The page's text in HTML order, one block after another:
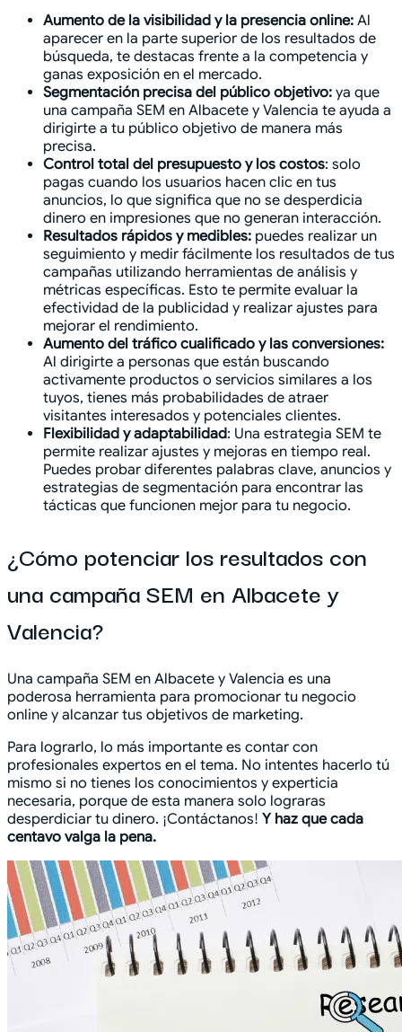
Aumento de la visibilidad y la presencia online: Al
aparecer en la parte superior de los resultados de
búsqueda, te destacas frente a la competencia y
ganas exposición en el mercado.
Segmentación precisa del público objetivo: ya que
una campaña SEM en Albacete y Valencia te ayuda a
dirigirte a tu público objetivo de manera más
precisa.
Control total del presupuesto y los costos: solo
pagas cuando los usuarios hacen clic en tus
anuncios, lo que significa que no se desperdicia
dinero en impresiones que no generan interacción.
Resultados rápidos y medibles: puedes realizar un
seguimiento y medir fácilmente los resultados de tus
campañas utilizando herramientas de análisis y
métricas específicas. Esto te permite evaluar la
efectividad de la publicidad y realizar ajustes para
mejorar el rendimiento.
Aumento del tráfico cualificado y las conversiones:
Al dirigirte a personas que están buscando
activamente productos o servicios similares a los
tuyos, tienes más probabilidades de atraer
visitantes interesados y potenciales clientes.
Flexibilidad y adaptabilidad: Una estrategia SEM te
permite realizar ajustes y mejoras en tiempo real.
Puedes probar diferentes palabras clave, anuncios y
estrategias de segmentación para encontrar las
tácticas que funcionen mejor para tu negocio.
¿Cómo potenciar los resultados con
una campaña SEM en Albacete y
Valencia?
Una campaña SEM en Albacete y Valencia es una
poderosa herramienta para promocionar tu negocio
online y alcanzar tus objetivos de marketing.
Para lograrlo, lo más importante es contar con
profesionales expertos en el tema. No intentes hacerlo tú
mismo si no tienes los conocimientos y experticia
necesaria, porque de esta manera solo lograras
desperdiciar tu dinero. ¡Contáctanos! Y haz que cada
centavo valga la pena.